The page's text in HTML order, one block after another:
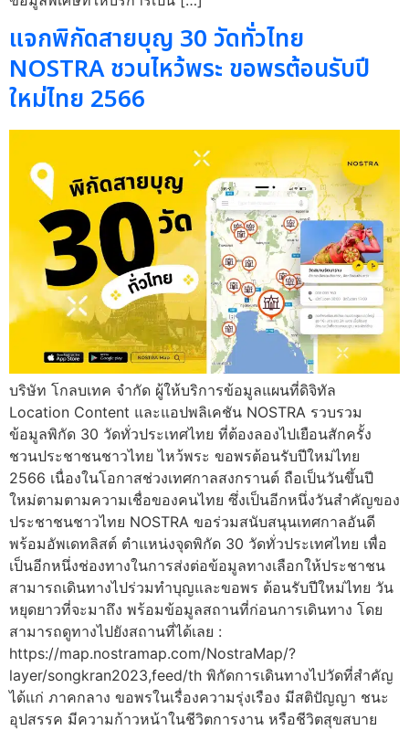
แจกพิกัดสายบุญ 30 วัดทั่วไทย
NOSTRA ชวนไหว้พระ ขอพรต้อนรับปี
ใหม่ไทย 2566
บริษัท โกลบเทค จำกัด ผู้ให้บริการข้อมูลแผนที่ดิจิทัล
Location Content และแอปพลิเคชัน NOSTRA รวบรวม
ข้อมูลพิกัด 30 วัดทั่วประเทศไทย ที่ต้องลองไปเยือนสักครั้ง
ชวนประชาชนชาวไทย ไหว้พระ ขอพรต้อนรับปีใหม่ไทย
2566 เนื่องในโอกาสช่วงเทศกาลสงกรานต์ ถือเป็นวันขึ้นปี
ใหม่ตามตามความเชื่อของคนไทย ซึ่งเป็นอีกหนึ่งวันสำคัญของ
ประชาชนชาวไทย NOSTRA ขอร่วมสนับสนุนเทศกาลอันดี
พร้อมอัพเดทลิสต์ ตำแหน่งจุดพิกัด 30 วัดทั่วประเทศไทย เพื่อ
เป็นอีกหนึ่งช่องทางในการส่งต่อข้อมูลทางเลือกให้ประชาชน
สามารถเดินทางไปร่วมทำบุญและขอพร ต้อนรับปีใหม่ไทย วัน
หยุดยาวที่จะมาถึง พร้อมข้อมูลสถานที่ก่อนการเดินทาง โดย
สามารถดูทางไปยังสถานที่ได้เลย :
https://map.nostramap.com/NostraMap/?
layer/songkran2023,feed/th พิกัดการเดินทางไปวัดที่สำคัญ
ได้แก่ ภาคกลาง ขอพรในเรื่องความรุ่งเรือง มีสติปัญญา ชนะ
อุปสรรค มีความก้าวหน้าในชีวิตการงาน หรือชีวิตสุขสบาย